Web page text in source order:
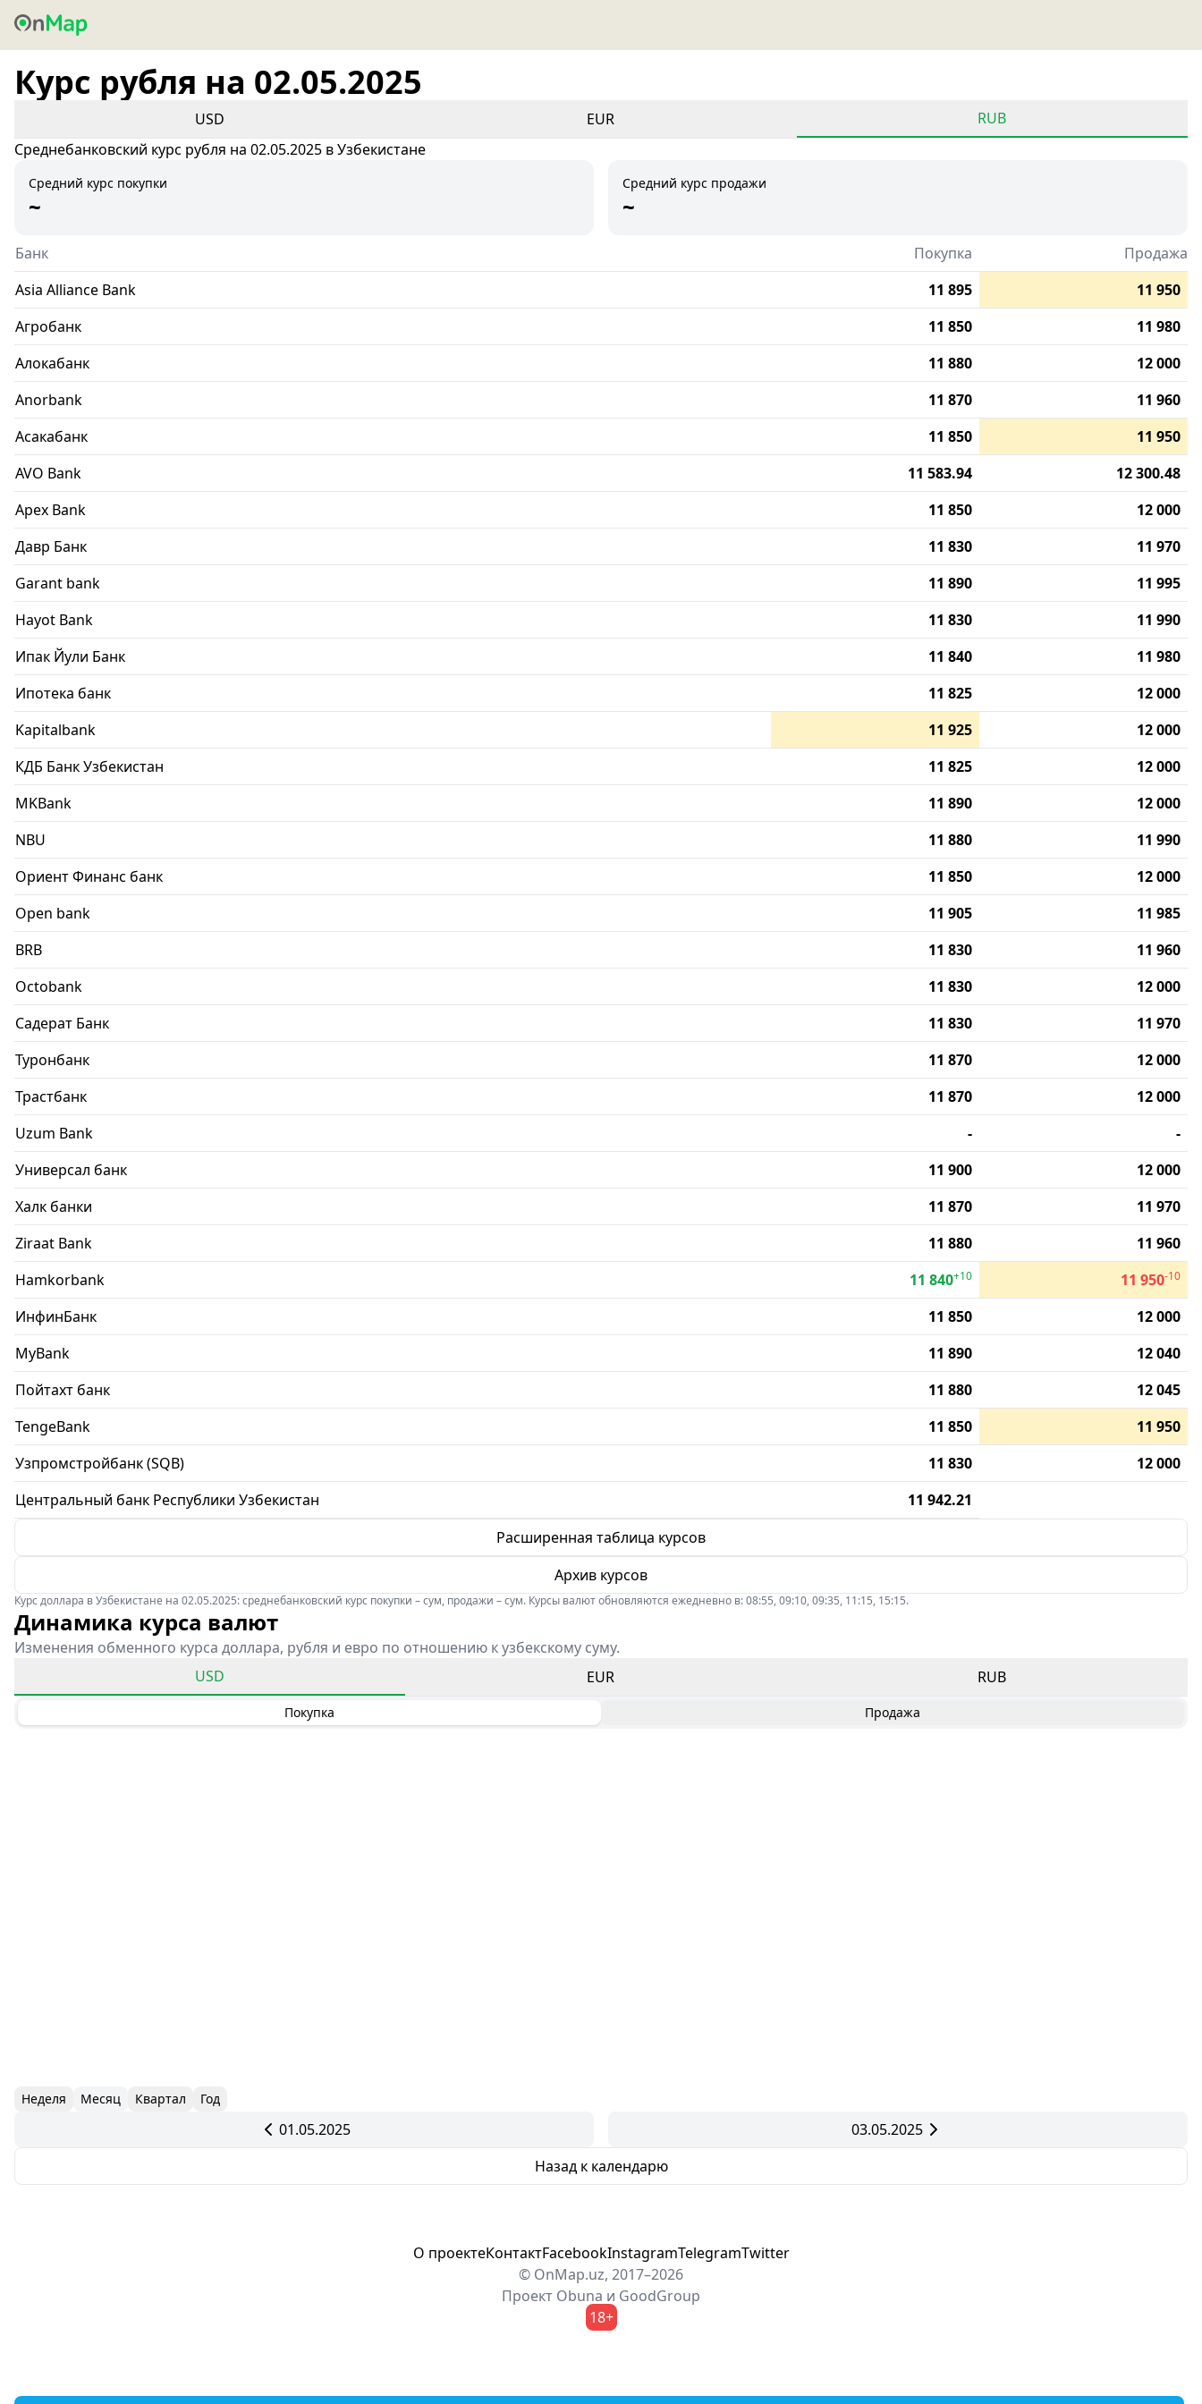
Курс рубля на 02.05.2025
USD EUR
RUB
Среднебанковский курс рубля на 02.05.2025 в Узбекистане
Средний курс покупки
~
Средний курс продажи
~
Банк Покупка
Продажа
Asia Alliance Bank
11 895
11 950
Агробанк
11 850
11 980
Алокабанк
11 880
12 000
Anorbank
11 870
11 960
Асакабанк
11 850
11 950
AVO Bank
11 583.94
12 300.48
Apex Bank
11 850
12 000
Давр Банк
11 830
11 970
Garant bank
11 890
11 995
Hayot Bank
11 830
11 990
Ипак Йули Банк
11 840
11 980
Ипотека банк
11 825
12 000
Kapitalbank
11 925
12 000
КДБ Банк Узбекистан
11 825
12 000
MKBank
11 890
12 000
NBU
11 880
11 990
Ориент Финанс банк
11 850
12 000
Open bank
11 905
11 985
BRB
11 830
11 960
Octobank
11 830
12 000
Садерат Банк
11 830
11 970
Туронбанк
11 870
12 000
Трастбанк
11 870
12 000
Uzum Bank
-
-
Универсал банк
11 900
12 000
Халк банки
11 870
11 970
Ziraat Bank
11 880
11 960
Hamkorbank
11 840+10 11 950-10
ИнфинБанк 11 850
12 000
MyBank
11 890
12 040
Пойтахт банк
11 880
12 045
TengeBank
11 850
11 950
Узпромстройбанк (SQB)
11 830
12 000
Центральный банк Республики Узбекистан
11 942.21
Расширенная таблица курсов
Архив курсов
Курс доллара в Узбекистане на 02.05.2025: среднебанковский курс покупки – сум, продажи – сум. Курсы валют обновляются ежедневно в: 08:55, 09:10, 09:35, 11:15, 15:15.
Динамика курса валют
Изменения обменного курса доллара, рубля и евро по отношению к узбекскому суму.
USD
EUR RUB
Покупка Продажа
Неделя Месяц Квартал Год
01.05.2025
03.05.2025
Назад к календарю
О проектеКонтактFacebookInstagramTelegramTwitter
© OnMap.uz, 2017–2026
Проект Obuna и GoodGroup
18+